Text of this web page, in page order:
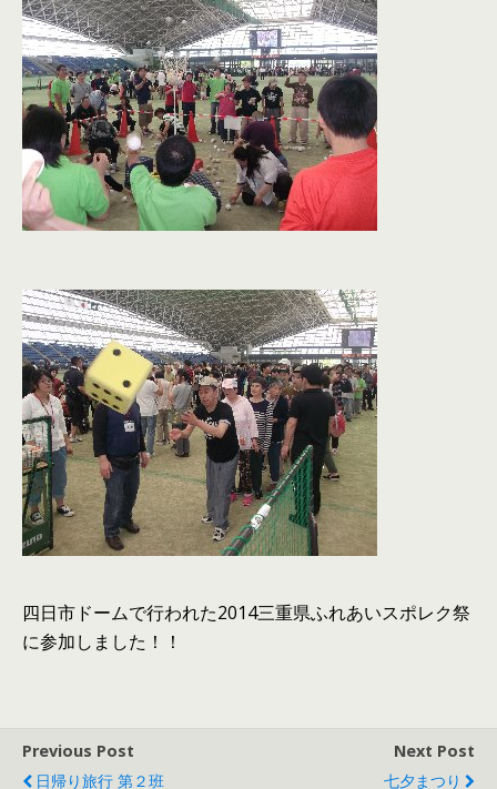
四日市ドームで行われた2014三重県ふれあいスポレク祭
に参加しました！！
Previous Post
日帰り旅行 第２班
Next Post
七夕まつり